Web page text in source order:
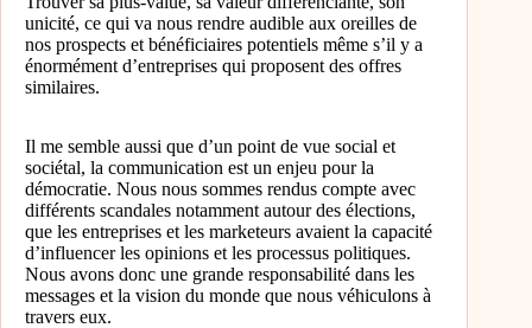
unicité, ce qui va nous rendre audible aux oreilles de
nos prospects et bénéficiaires potentiels même s’il y a
énormément d’entreprises qui proposent des offres
similaires.
Il me semble aussi que d’un point de vue social et
sociétal, la communication est un enjeu pour la
démocratie. Nous nous sommes rendus compte avec
différents scandales notamment autour des élections,
que les entreprises et les marketeurs avaient la capacité
d’influencer les opinions et les processus politiques.
Nous avons donc une grande responsabilité dans les
messages et la vision du monde que nous véhiculons à
travers eux.